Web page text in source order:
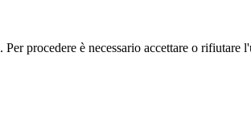
procedere è necessario accettare o rifiutare